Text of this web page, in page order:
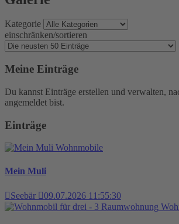
Kategorie
einschränken/sortieren
Meine Einträge
Du kannst Einträge erstellen und verwalten,
angemeldet bist.
Einträge
Wohnmobile
Mein Muli
Seebär
09.07.2026 11:55:30